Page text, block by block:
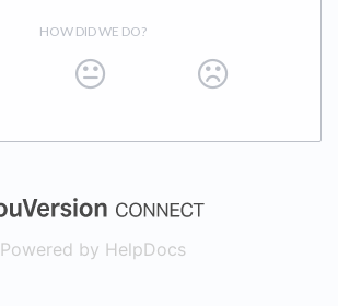
HOW DID WE DO?
(opens in a
Powered by HelpDocs